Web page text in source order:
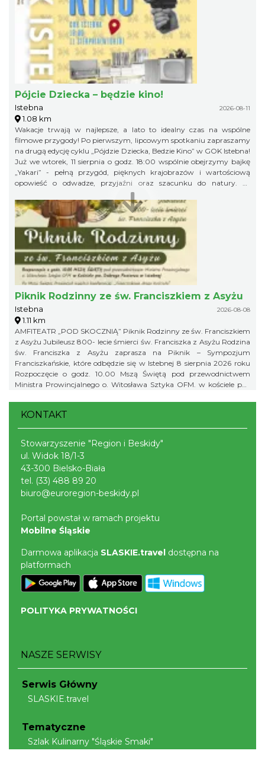
Pójcie Dziecka – będzie kino!
Istebna 2026-08-11
1.08 km
Wakacje trwają w najlepsze, a lato to idealny czas na wspólne
filmowe przygody! Po pierwszym, lipcowym spotkaniu zapraszamy
na drugą edycję cyklu „Pójdzie Dziecka, Bedzie Kino” w GOK Istebna!
Już we wtorek, 11 sierpnia o godz. 18:00 wspólnie obejrzymy bajkę
„Yakari” - pełną przygód, pięknych krajobrazów i wartościową
opowieść o odwadze, przyjaźni oraz szacunku do natury. To
doskonały pomysł na letni wieczór i świetna okazja, aby spędzić
wakacyjny czas w gronie rówieśników podczas wspólnego seansu.
Zapraszamy na bajkę i... popcorn! Na wszystkich uczestników
będzie czekał kinowy poczęstunek. Gminny Ośrodek Kultury w
Istebnej 11 sierpnia (wtorek) godz. 18.00 Wstęp wolny! Obowiązują
zapisy pod numerem telefonu: 791 452 222. Liczba miejsc jest
ograniczona, dlatego zachęcamy do wcześniejszych zapisów.
Piknik Rodzinny ze św. Franciszkiem z Asyżu
Istebna 2026-08-08
1.11 km
AMFITEATR „POD SKOCZNIĄ” Piknik Rodzinny ze św. Franciszkiem
z Asyżu Jubileusz 800- lecie śmierci św. Franciszka z Asyżu Rodzina
św. Franciszka z Asyżu zaprasza na Piknik – Sympozjum
Franciszkańskie, które odbędzie się w Istebnej 8 sierpnia 2026 roku
Rozpoczęcie o godz. 10.00 Mszą Świętą pod przewodnictwem
Ministra Prowincjalnego o. Witosława Sztyka OFM. w kościele pw.
pod Skocznią rozpoczynamy o godz. 12.00
KONTAKT
Stowarzyszenie "Region i Beskidy"
ul. Widok 18/1-3
43-300 Bielsko-Biała
tel. (33) 488 89 20
biuro@euroregion-beskidy.pl
Portal powstał w ramach projektu
Mobilne Śląskie
Darmowa aplikacja SLASKIE.travel dostępna na
platformach
POLITYKA PRYWATNOŚCI
NASZE SERWISY
Serwis Główny
SLASKIE.travel
Tematyczne
Szlak Kulinarny "Śląskie Smaki"